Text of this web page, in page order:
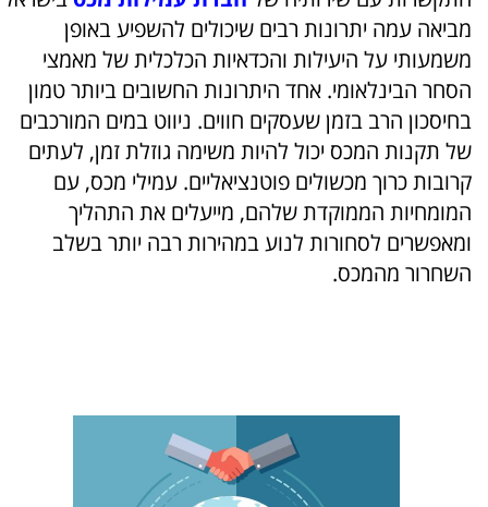
מביאה עמה יתרונות רבים שיכולים להשפיע באופן
משמעותי על היעילות והכדאיות הכלכלית של מאמצי
הסחר הבינלאומי. אחד היתרונות החשובים ביותר טמון
בחיסכון הרב בזמן שעסקים חווים. ניווט במים המורכבים
של תקנות המכס יכול להיות משימה גוזלת זמן, לעתים
קרובות כרוך מכשולים פוטנציאליים. עמילי מכס, עם
המומחיות הממוקדת שלהם, מייעלים את התהליך
ומאפשרים לסחורות לנוע במהירות רבה יותר בשלב
השחרור מהמכס.